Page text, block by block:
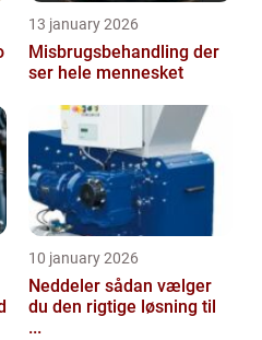
13 january 2026
Misbrugsbehandling der
ser hele mennesket
10 january 2026
Neddeler sådan vælger
du den rigtige løsning til
...